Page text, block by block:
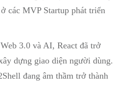
các MVP Startup phát triển
3.0 và AI, React đã trở
dựng giao diện người dùng.
đang âm thầm trở thành